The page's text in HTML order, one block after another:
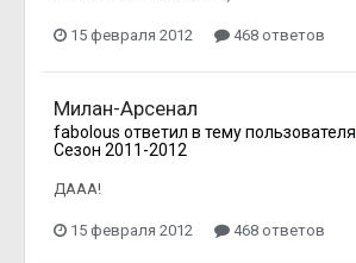
15 февраля 2012 468 ответов
Милан-Арсенал
fabolous ответил в тему пользователя
Сезон 2011-2012
ДААА!
15 февраля 2012 468 ответов